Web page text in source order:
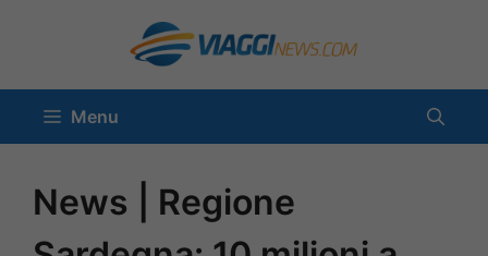
contenuto
Menu
News | Regione